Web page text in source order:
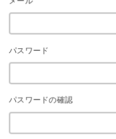
パスワード
パスワードの確認